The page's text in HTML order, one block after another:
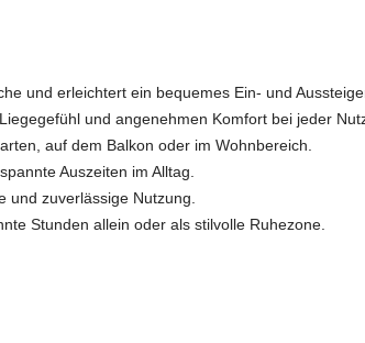
und erleichtert ein bequemes Ein- und
und angenehmen Komfort bei jeder
auf dem Balkon oder im Wohnbereich.
Auszeiten im Alltag.
und zuverlässige Nutzung.
Stunden allein oder als stilvolle Ruhezone.